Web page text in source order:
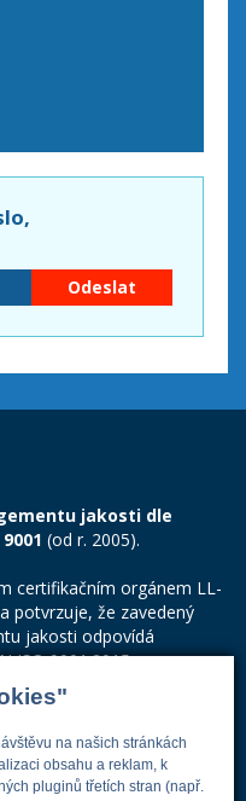
na našich stránkách
obsahu a reklam, k
pluginů třetích stran (např.
jakosti dle
(od r. 2005).
certifikačním orgánem LL-
potvrzuje, že zavedený
jakosti odpovídá
ISO 9001:2015.